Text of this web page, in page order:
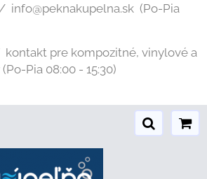
/ info@peknakupelna.sk (Po-Pia
kontakt pre kompozitné, vinylové a
Pia 08:00 - 15:30)